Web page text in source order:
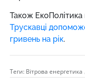
Також
Трускавці
гривень на рік.
Теги: Вітрова енергетика